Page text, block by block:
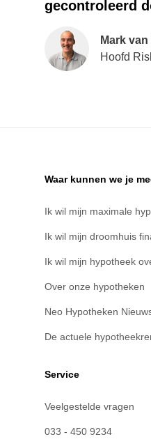
gecontroleerd
Mark
Hoofd
Waar kunnen we je
Ik wil mijn maximale
Ik wil mijn droomhuis
Ik wil mijn hypotheek
Over onze hypotheken
Neo Hypotheken
De actuele
Service
Veelgestelde vragen
033 - 450 9234